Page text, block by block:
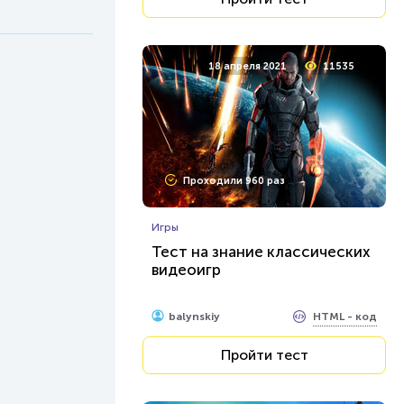
18 апреля 2021 11535
Проходили 960 раз
Игры
Тест на знание классических
видеоигр
balynskiy HTML - код
Пройти тест